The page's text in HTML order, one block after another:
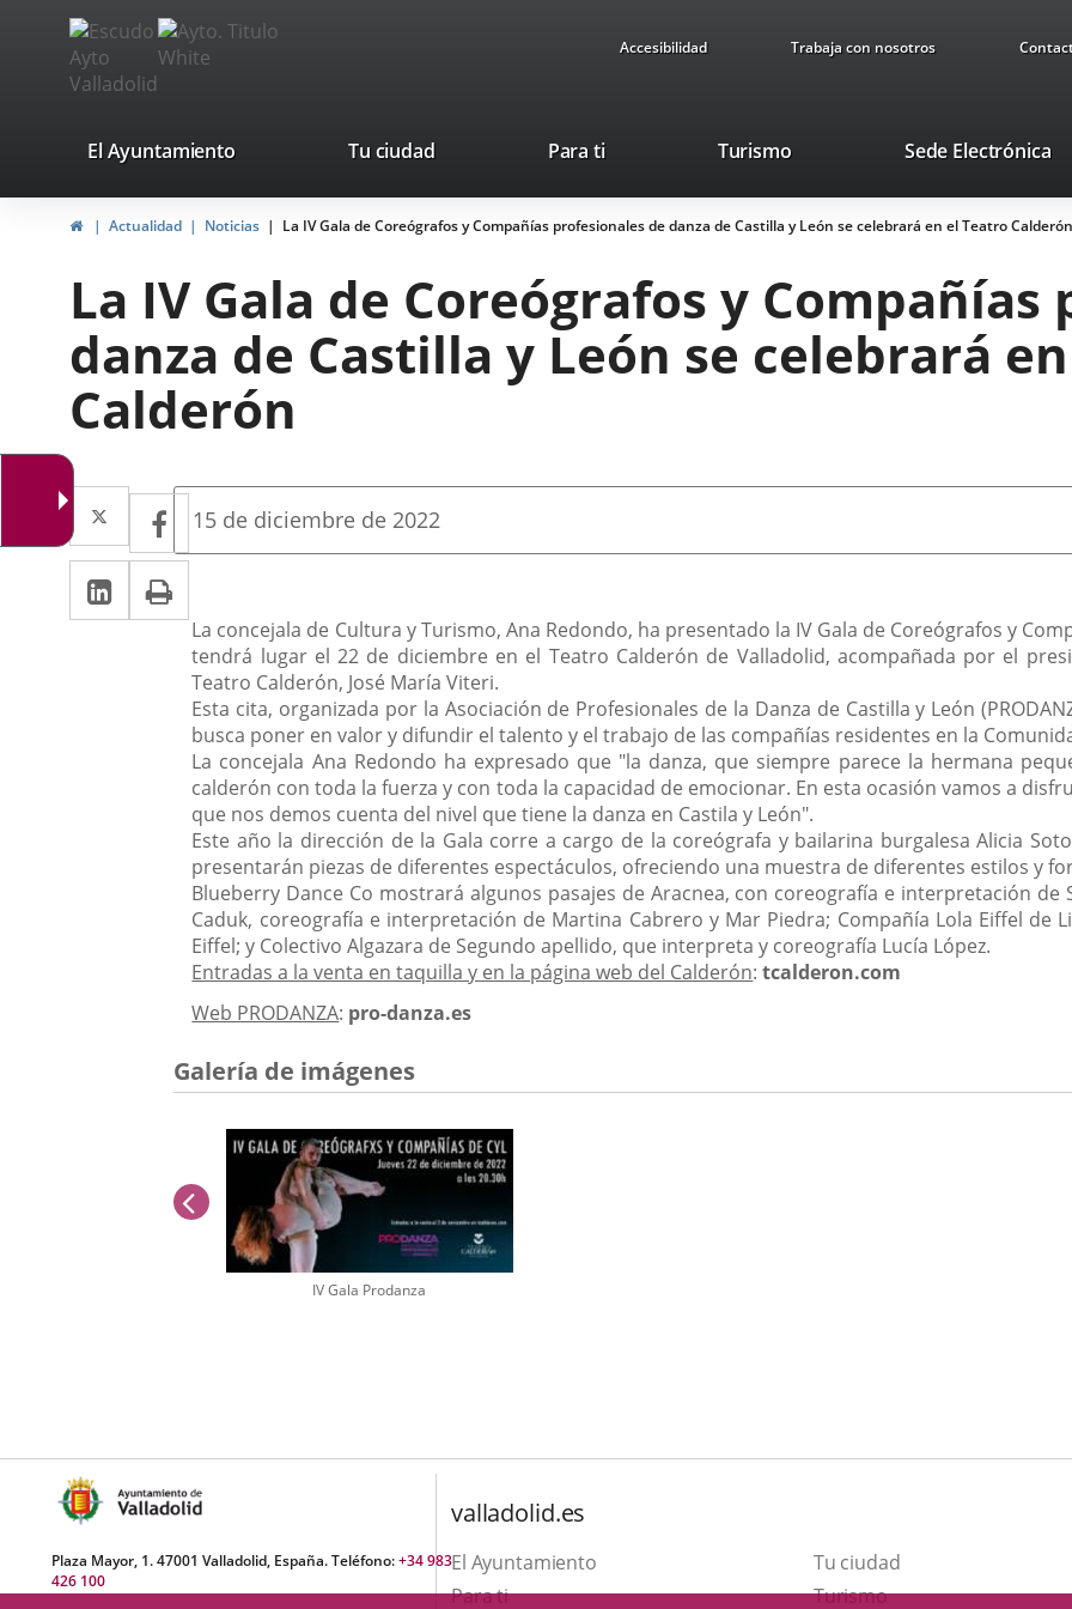
Saltar al contenido
Portal
Web
Ayuntamiento
de
Accesibilidad Trabaja con nosotros
valladolid.es
El Ayuntamiento Tu ciudad Para ti TurismoEste
se
abrirá
una
ventana
nueva.
Sede Electrónica
InicioActualidad Noticias La IV Gala de Coreógrafos y Compañías profesionales de danza de Castilla y León se celebrará en el Teatro Calderón
La IV Gala de Coreógrafos y
danza de Castilla y León se celebrará
Calderón
Twitter
Enlace
a
una
aplicación
externa.
Facebook
Enlace
a
una
aplicación
externa.
LinkedIn
Enlace
a
aplicación
externa.
Fecha
la
15 de diciembre de 2022
Descripción
La concejala de Cultura y Turismo, Ana Redondo, ha presentado la IV Gala de Coreógrafos y
tendrá lugar el 22 de diciembre en el Teatro Calderón de Valladolid, acompañada por el
Teatro Calderón, José María Viteri.
Esta cita, organizada por la Asociación de Profesionales de la Danza de Castilla y León
busca poner en valor y difundir el talento y el trabajo de las compañías residentes en la
La concejala Ana Redondo ha expresado que "la danza, que siempre parece la hermana
calderón con toda la fuerza y con toda la capacidad de emocionar. En esta ocasión vamos a
que nos demos cuenta del nivel que tiene la danza en Castila y León".
Este año la dirección de la Gala corre a cargo de la coreógrafa y bailarina burgalesa Alicia
presentarán piezas de diferentes espectáculos, ofreciendo una muestra de diferentes estilos y
Blueberry Dance Co mostrará algunos pasajes de Aracnea, con coreografía e interpretación de
Caduk, coreografía e interpretación de Martina Cabrero y Mar Piedra; Compañía Lola Eiffel de
Eiffel; y Colectivo Algazara de Segundo apellido, que interpreta y coreografía Lucía López.
Entradas a la venta en taquilla y en la página web del Calderón:tcalderon.com
Web PRODANZA: pro-danza.es
Galería de imágenes
IV Gala Prodanza
anterior
Plaza Mayor, 1. 47001 Valladolid, España. Teléfono:+34 983
426 100
valladolid.es
El Ayuntamiento
Tu ciudad
Para ti
TurismoEste